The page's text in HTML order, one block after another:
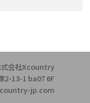
式会社Xcountry
2-13-1 ba07 6F
jp.com